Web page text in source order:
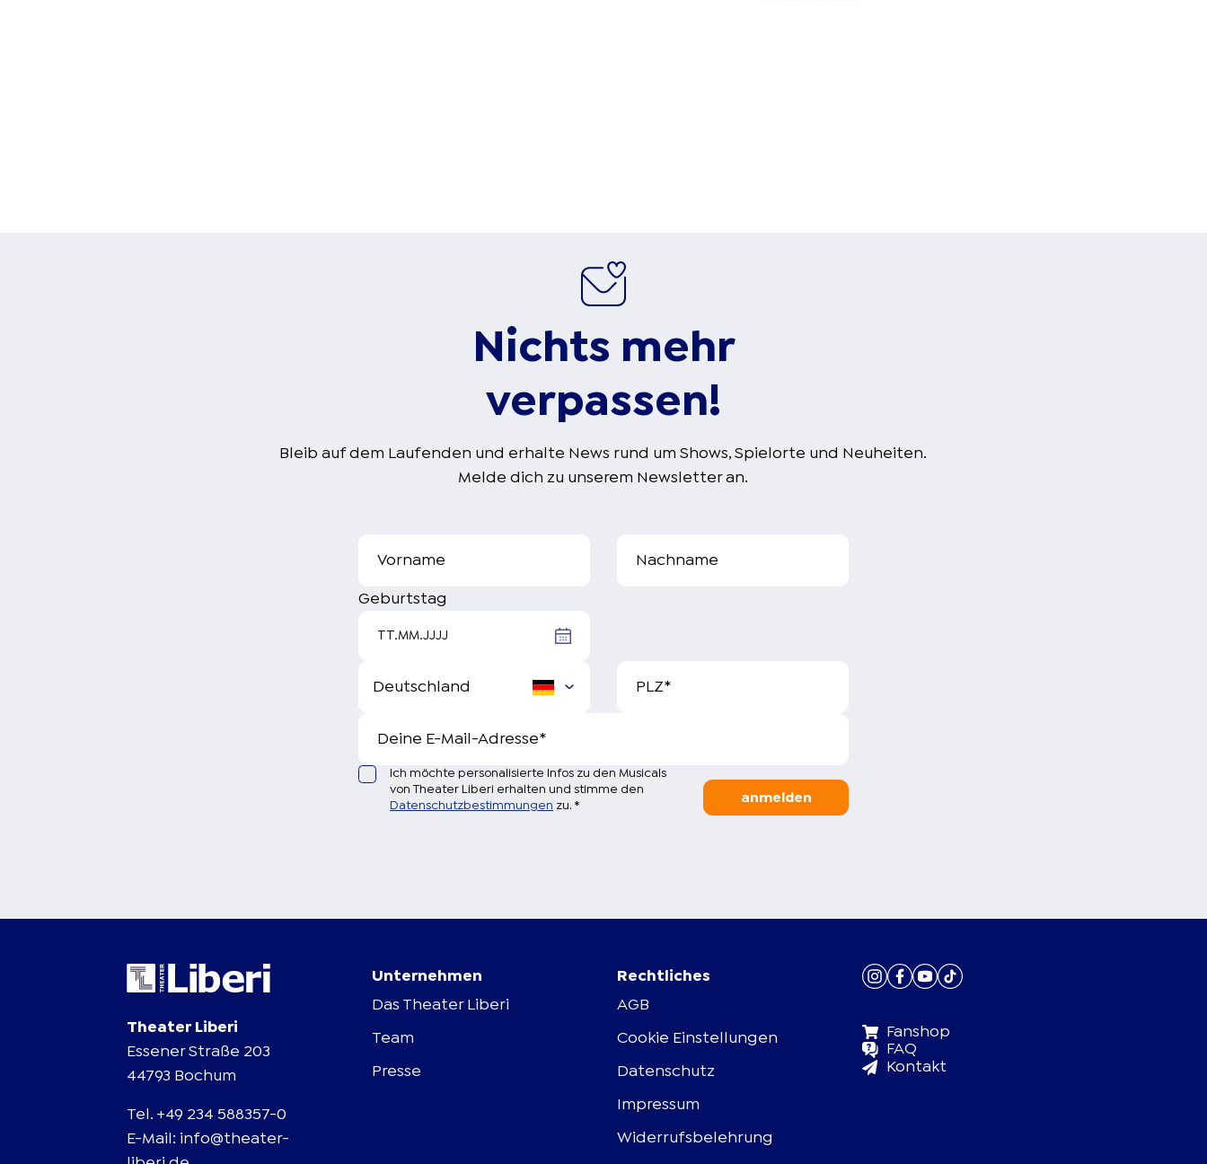
Nichts mehr
verpassen!
Bleib auf dem Laufenden und erhalte News rund um Shows, Spielorte und Neuheiten.
Melde dich zu unserem Newsletter an.
Vorname Nachname
Geburtstag
TT.MM.JJJJ
PLZ*
Deine E-Mail-Adresse*
Ich möchte personalisierte Infos zu den Musicals
von Theater Liberi erhalten und stimme den
Datenschutzbestimmungen zu. *
anmelden
Theater Liberi
Essener Straße 203
44793 Bochum
Tel. +49 234 588357-0
E-Mail: info@theater-
Unternehmen
Das Theater Liberi
Team
Presse
Rechtliches
AGB
Cookie Einstellungen
Datenschutz
Impressum
Widerrufsbelehrung
Fanshop
FAQ
Kontakt